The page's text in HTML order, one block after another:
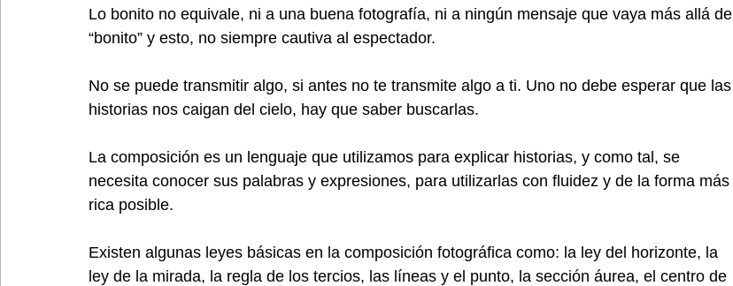
Lo bonito no equivale, ni a una buena fotografía, ni a ningún mensaje que vaya más allá de
“bonito” y esto, no siempre cautiva al espectador.
No se puede transmitir algo, si antes no te transmite algo a ti. Uno no debe esperar que las
historias nos caigan del cielo, hay que saber buscarlas.
La composición es un lenguaje que utilizamos para explicar historias, y como tal, se
necesita conocer sus palabras y expresiones, para utilizarlas con fluidez y de la forma más
rica posible.
Existen algunas leyes básicas en la composición fotográfica como: la ley del horizonte, la
ley de la mirada, la regla de los tercios, las líneas y el punto, la sección áurea, el centro de